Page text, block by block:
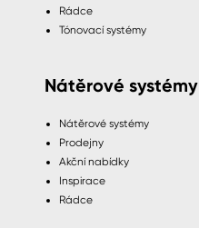
Rádce
Tónovací systémy
Nátěrové systémy
Nátěrové systémy
Prodejny
Akční nabídky
Inspirace
Rádce